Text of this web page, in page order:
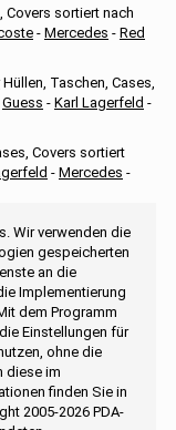
Covers sortiert nach
- Mercedes - Red
Hüllen, Taschen, Cases,
Guess - Karl Lagerfeld -
Covers sortiert
- Mercedes -
Wir verwenden die
gespeicherten
an die
Implementierung
dem Programm
Einstellungen für
ohne die
diese im
finden Sie in
2005-2026 PDA-